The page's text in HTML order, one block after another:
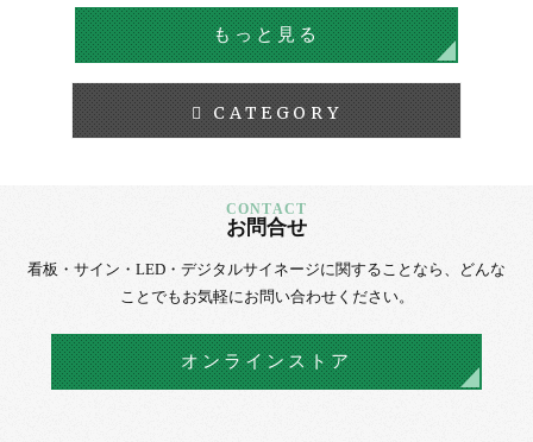
もっと見る
CATEGORY
お問合せ
看板・サイン・LED・デジタルサイネージに関することなら、
どんな
ことでもお気軽にお問い合わせください。
オンラインストア